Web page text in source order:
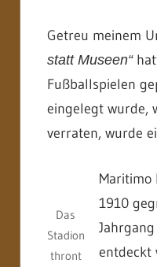
Getreu meinem
statt Museen“
Fußballspielen
eingelegt wurde,
verraten, wurde
Das
Stadion
thront
Maritimo
1910
entdeckt